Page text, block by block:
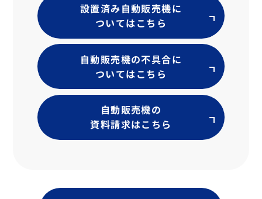
設置済み自動販売機に
ついてはこちら
自動販売機の不具合に
ついてはこちら
自動販売機の
資料請求はこちら